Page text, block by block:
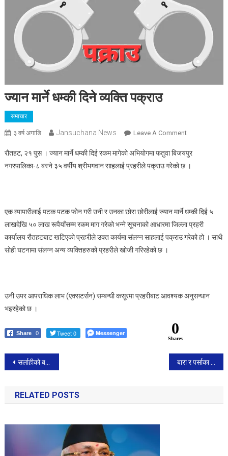
ज्यान मार्ने धम्की दिने व्यक्ति पक्राउ
समाचार
३ वर्ष अगाडि Jansuchana News Leave A CommentOn
मार्ने
धम्की
रौतहट, २१ पुस । ज्यान मार्ने धम्की दिई रकम मागेको अभियोगमा फतुवा बिजयपुर
नगरपालिका-८ बस्ने ३५ वर्षीय श्रीभगवान साहलाई प्रहरीले पक्राउ गरेको छ ।
एक व्यापारीलाई पटक पटक फोन गरी उनी र उनका छोरा छोरीलाई ज्यान मार्ने धम्की दिई ५
लाखदेखि ५० लाख रूपैयाँसम्म रकम माग गरेको भन्ने सूचनाको आधारमा जिल्ला प्रहरी
कार्यालय रौतहटबाट खटिएको प्रहरीले उक्त कार्यमा संलग्न साहलाई पक्राउ गरेको हो । साथै
सोही घटनामा संलग्न अन्य व्यक्तिहरुको प्रहरीले खोजी गरिरहेको छ ।
उनी उपर आपराधिक लाभ (एक्सटर्सन) सम्बन्धी कसूरमा प्रहरीबाट आवश्यक अनुसन्धान
भइरहेको छ ।
Share 0 Tweet 0 Messenger 0
Shares
Post
navigation
सर्लाहीको बरहथवामा प्रहरीको गोली लागेर एकजनाको मृत्यु बारा र पर्साका पत्रकार भारतमा सम्मानित
RELATED POSTS